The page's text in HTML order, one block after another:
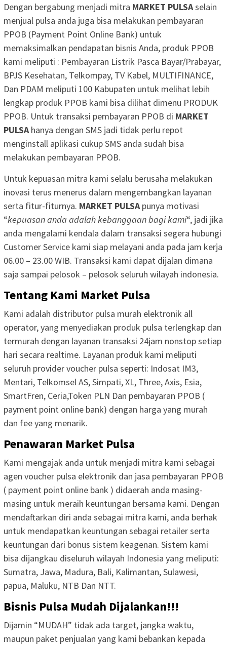
Dengan bergabung menjadi mitra MARKET PULSAselain
menjual pulsa anda juga bisa melakukan pembayaran
PPOB (Payment Point Online Bank) untuk
memaksimalkan pendapatan bisnis Anda, produk PPOB
kami meliputi : Pembayaran Listrik Pasca Bayar/Prabayar,
BPJS Kesehatan, Telkompay, TV Kabel, MULTIFINANCE,
Dan PDAM meliputi 100 Kabupaten untuk melihat lebih
lengkap produk PPOB kami bisa dilihat dimenu PRODUK
PPOB. Untuk transaksi pembayaran PPOB di MARKET
PULSAhanya dengan SMS jadi tidak perlu repot
menginstall aplikasi cukup SMS anda sudah bisa
melakukan pembayaran PPOB.
Untuk kepuasan mitra kami selalu berusaha melakukan
inovasi terus menerus dalam mengembangkan layanan
serta fitur-fiturnya. MARKET PULSApunya motivasi
“kepuasan anda adalah kebanggaan bagi kami“, jadi jika
anda mengalami kendala dalam transaksi segera hubungi
Customer Service kami siap melayani anda pada jam kerja
06.00 – 23.00 WIB. Transaksi kami dapat dijalan dimana
saja sampai pelosok – pelosok seluruh wilayah indonesia.
Tentang Kami Market Pulsa
Kami adalah distributor pulsa murah elektronik all
operator, yang menyediakan produk pulsa terlengkap dan
termurah dengan layanan transaksi 24jam nonstop setiap
hari secara realtime. Layanan produk kami meliputi
seluruh provider voucher pulsa seperti: Indosat IM3,
Mentari, Telkomsel AS, Simpati, XL, Three, Axis, Esia,
SmartFren, Ceria,Token PLN Dan pembayaran PPOB (
payment point online bank) dengan harga yang murah
dan fee yang menarik.
Penawaran Market Pulsa
Kami mengajak anda untuk menjadi mitra kami sebagai
agen voucher pulsa elektronik dan jasa pembayaran PPOB
( payment point online bank ) didaerah anda masing-
masing untuk meraih keuntungan bersama kami. Dengan
mendaftarkan diri anda sebagai mitra kami, anda berhak
untuk mendapatkan keuntungan sebagai retailer serta
keuntungan dari bonus sistem keagenan. Sistem kami
bisa dijangkau diseluruh wilayah Indonesia yang meliputi:
Sumatra, Jawa, Madura, Bali, Kalimantan, Sulawesi,
papua, Maluku, NTB Dan NTT.
Bisnis Pulsa Mudah Dijalankan!!!
Dijamin “MUDAH” tidak ada target, jangka waktu,
maupun paket penjualan yang kami bebankan kepada